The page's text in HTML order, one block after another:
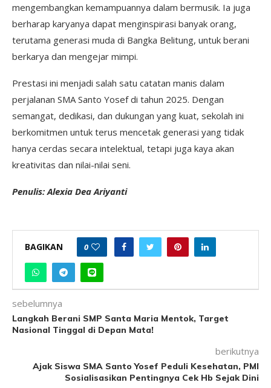
mengembangkan kemampuannya dalam bermusik. Ia juga
berharap karyanya dapat menginspirasi banyak orang,
terutama generasi muda di Bangka Belitung, untuk berani
berkarya dan mengejar mimpi.
Prestasi ini menjadi salah satu catatan manis dalam
perjalanan SMA Santo Yosef di tahun 2025. Dengan
semangat, dedikasi, dan dukungan yang kuat, sekolah ini
berkomitmen untuk terus mencetak generasi yang tidak
hanya cerdas secara intelektual, tetapi juga kaya akan
kreativitas dan nilai-nilai seni.
Penulis: Alexia Dea Ariyanti
BAGIKAN 0
sebelumnya
Langkah Berani SMP Santa Maria Mentok, Target
Nasional Tinggal di Depan Mata!
berikutnya
Ajak Siswa SMA Santo Yosef Peduli Kesehatan, PMI
Sosialisasikan Pentingnya Cek Hb Sejak Dini